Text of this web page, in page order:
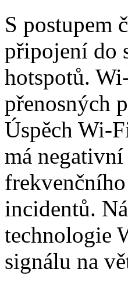
S postupem
připojení do
hotspotů.
přenosných
Úspěch Wi-
má
incidentů.
technologie
signálu na